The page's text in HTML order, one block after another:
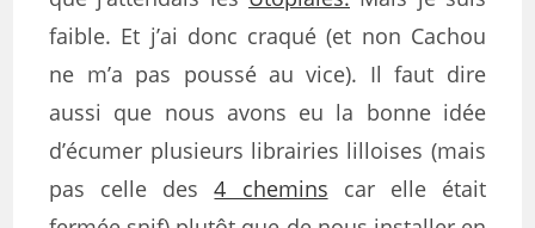
faible. Et j’ai donc craqué (et non Cachou
ne m’a pas poussé au vice). Il faut dire
aussi que nous avons eu la bonne idée
d’écumer plusieurs librairies lilloises (mais
pas celle des4 chemins car elle était